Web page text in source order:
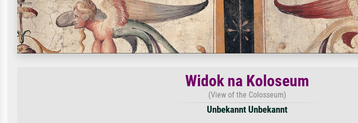
Widok na Koloseum
(View of the Colosseum)
Unbekannt Unbekannt